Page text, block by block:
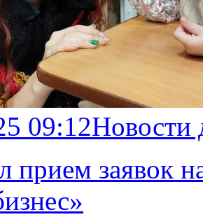
09:12
прием заявок